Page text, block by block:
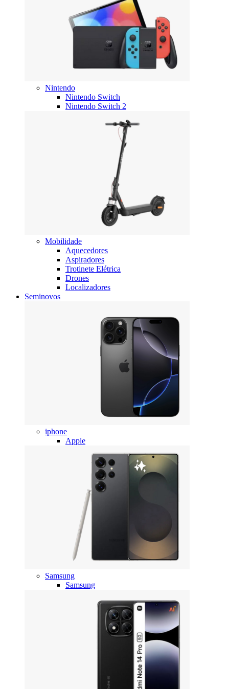
Nintendo
Nintendo Switch
Nintendo Switch 2
Mobilidade
Aquecedores
Aspiradores
Trotinete Elétrica
Drones
Localizadores
Seminovos
iphone
Apple
Samsung
Samsung